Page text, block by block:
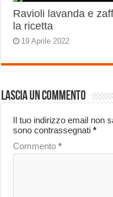
Ravioli lavanda e
la ricetta
19 Aprile 2022
Lascia un commento
Il tuo indirizzo email non
sono contrassegnati*
Commento*